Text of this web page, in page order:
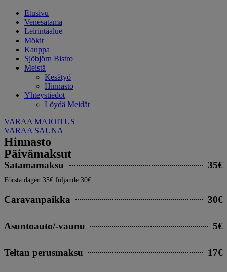
Etusivu
Venesatama
Leirintäalue
Mökit
Kauppa
Sjöbjörn Bistro
Meistä
Kesätyö
Hinnasto
Yhteystiedot
Löydä Meidät
VARAA MAJOITUS
VARAA SAUNA
Hinnasto
Päivämaksut
Satamamaksu 35€
Första dagen 35€ följande 30€
Caravanpaikka 30€
Asuntoauto/-vaunu 5€
Teltan perusmaksu 17€